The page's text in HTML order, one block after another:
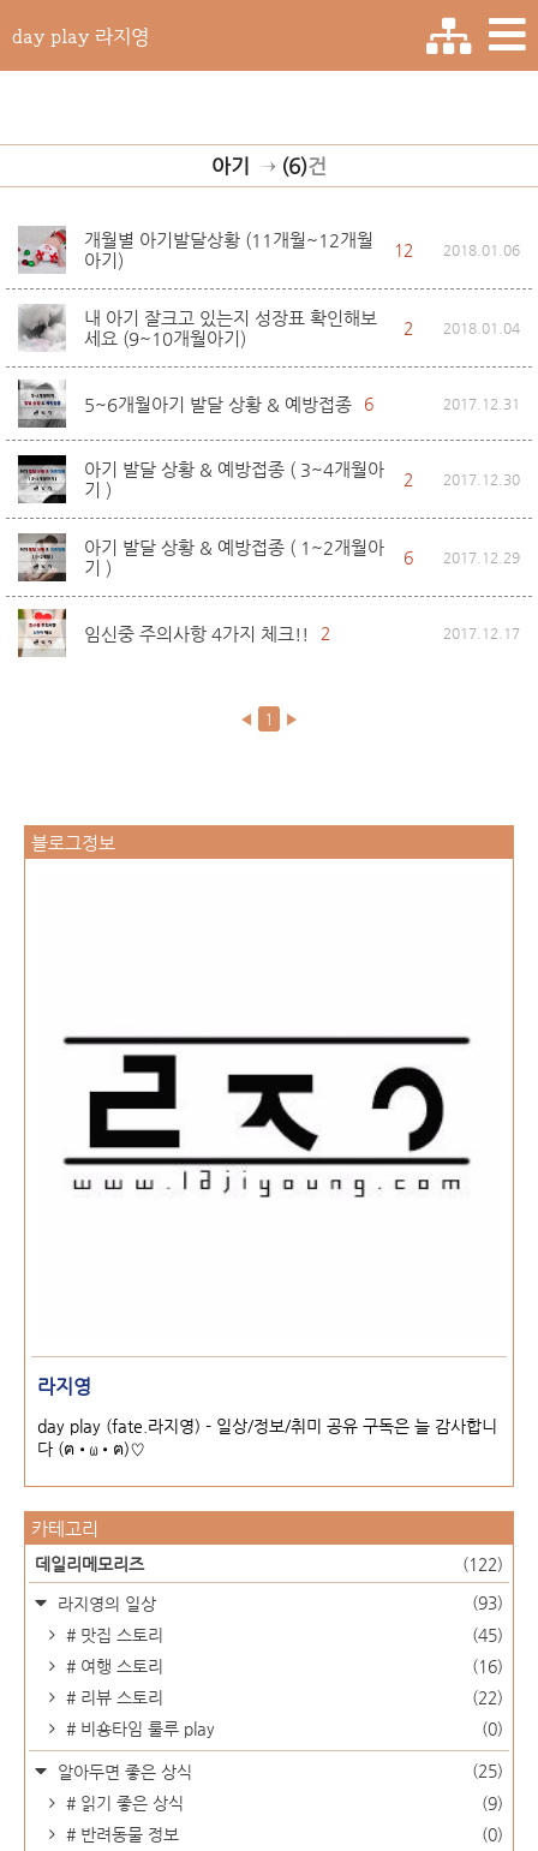
day play 라지영
아기 → (6)건
개월별 아기발달상황 (11개월~12개월
아기)
12 2018.01.06
내 아기 잘크고 있는지 성장표 확인해보
세요 (9~10개월아기)
2 2018.01.04
5~6개월아기 발달 상황 & 예방접종 6 2017.12.31
아기 발달 상황 & 예방접종 ( 3~4개월아
기 )
2 2017.12.30
아기 발달 상황 & 예방접종 ( 1~2개월아
기 )
6 2017.12.29
임신중 주의사항 4가지 체크!! 2 2017.12.17
◀ 1 ▶
블로그정보
라지영
day play (fate.라지영) - 일상/정보/취미 공유 구독은 늘 감사합니
다 (ฅ•ω•ฅ)♡
카테고리
데일리메모리즈 (122)
라지영의 일상
(93)
# 맛집 스토리
(45)
# 여행 스토리
(16)
# 리뷰 스토리
(22)
# 비숑타임 룰루 play
(0)
알아두면 좋은 상식
(25)
# 읽기 좋은 상식
(9)
# 반려동물 정보
(0)